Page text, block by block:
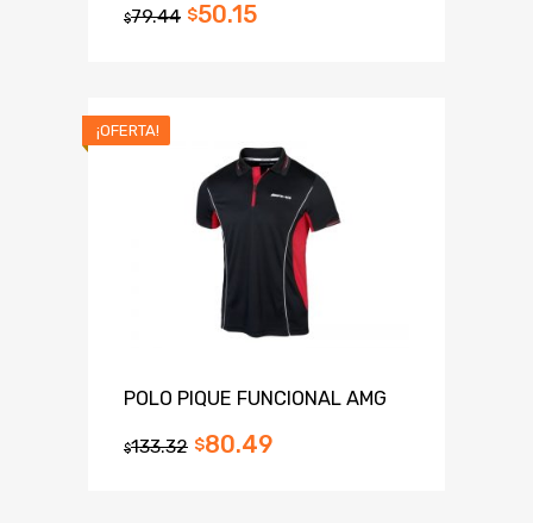
$79.44 $50.15
¡OFERTA!
POLO PIQUE FUNCIONAL AMG
$133.32 $80.49